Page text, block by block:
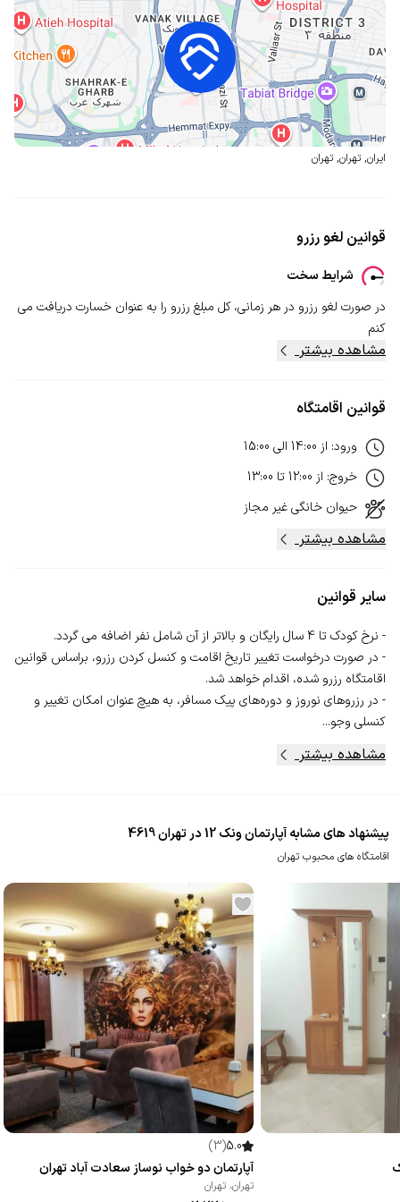
ایران, تهران, تهران
قوانین لغو رزرو
شرایط سخت
در صورت لغو رزرو در هر زمانی، کل مبلغ رزرو را به عنوان خسارت دریافت می
کنم
مشاهده بیشتر
قوانین اقامتگاه
ورود: از 14:00 الی 15:00
خروج: از 12:00 تا 13:00
حیوان خانگیغیر مجاز
مشاهده بیشتر
سایر قوانین
- در صورت درخواست تغییر تاریخ اقامت و کنسل‌ کردن رزرو، بر‌اساس قوانین
- در رزروهای نوروز و دوره‌های پیک مسافر، به‌ هیچ‌ عنوان امکان تغییر و
کنسلی وجو...
مشاهده بیشتر
پیشنهاد های مشابه آپارتمان ونک 12 در تهران 4619
اقامتگاه های محبوب تهران
5.0
(
3
)
آپارتمان دو خواب نوساز سعادت آباد تهران
تهران، تهران